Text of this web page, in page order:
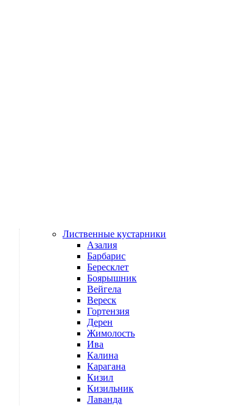
Лиственные кустарники
Азалия
Барбарис
Бересклет
Боярышник
Вейгела
Вереск
Гортензия
Дерен
Жимолость
Ива
Калина
Карагана
Кизил
Кизильник
Лаванда